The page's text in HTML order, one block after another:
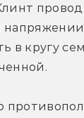
в кругу